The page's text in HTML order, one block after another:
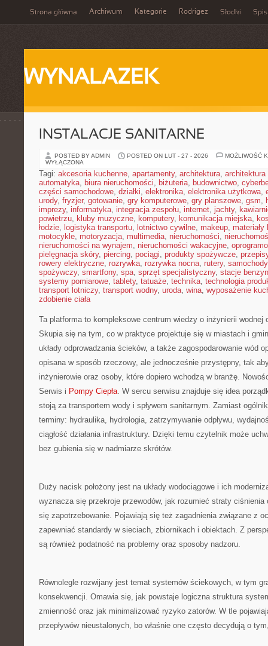
Strona główna Archiwum Kategorie Rodrigez Słodki Spis
WYNALAZEK
INSTALACJE SANITARNE
POSTED BY ADMIN POSTED ON LUT - 27 - 2026
MOŻLIWOŚĆ
WYŁĄCZONA
Tagi: akcesoria kuchenne, apartamenty, architektura, architektura
automatyka, biura nieruchomości, biżuteria, budownictwo,
części samochodowe, działki, elektronika, elektronika użytkowa,
urody, fryzjer, gotowanie, gry komputerowe, gry planszowe, gsm,
imprezy, informatyka, integracja zespołu, internet, jachty,
powietrzu, kluby muzyczne, komputery, komunikacja miejska,
łodzie, logistyka transportu, lotnictwo cywilne, makeup, materiały
motocykle, motoryzacja, multimedia, nieruchomości,
nieruchomości na wynajem, nieruchomości wakacyjne,
pielęgnacja skóry, piercing, pociągi, produkty spożywcze,
rowery elektryczne, rozrywka, rozrywka nocna, rutery, samochody
spożywczy, smartfony, spa, sprzęt specjalistyczny, stacje
systemy pomiarowe, tablety, tatuaże, technika, technologia
transport lotniczy, transport wodny, uroda, wina, wyposażenie
zdobienie ciała
Ta platforma to kompleksowe centrum wiedzy o inżynierii wodnej
Skupia się na tym, co w praktyce projektuje się w miastach i
układy odprowadzania ścieków, a także zagospodarowanie wód
opisana w sposób rzeczowy, ale jednocześnie przystępny, tak
inżynierowie oraz osoby, które dopiero wchodzą w branżę.
Serwis i Pompy Ciepła. W sercu serwisu znajduje się idea
stoją za transportem wody i spływem sanitarnym. Zamiast
terminy: hydraulika, hydrologia, zatrzymywanie odpływu,
ciągłość działania infrastruktury. Dzięki temu czytelnik może
bez gubienia się w nadmiarze skrótów.
Duży nacisk położony jest na układy wodociągowe i ich
wyznacza się przekroje przewodów, jak rozumieć straty
się zapotrzebowanie. Pojawiają się też zagadnienia związane z
zapewniać standardy w sieciach, zbiornikach i obiektach. Z
są również podatność na problemy oraz sposoby nadzoru.
Równolegle rozwijany jest temat systemów ściekowych, w tym
konsekwencji. Omawia się, jak powstaje logiczna struktura
zmienność oraz jak minimalizować ryzyko zatorów. W tle
przepływów nieustalonych, bo właśnie one często decydują o